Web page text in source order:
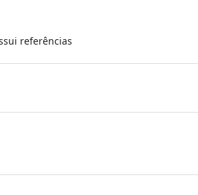
referências